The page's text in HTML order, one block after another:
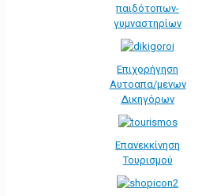
παιδότοπων-
γυμναστηρίων
Επιχορήγηση
Αυτοαπα/μενων
Δικηγόρων
Επανεκκίνηση
Τουρισμού